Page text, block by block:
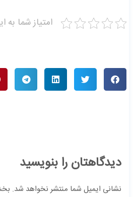
امتیاز شما به
دیدگاهتان را بنویسید
نشانی ایمیل شما منتشر نخواهد شد.